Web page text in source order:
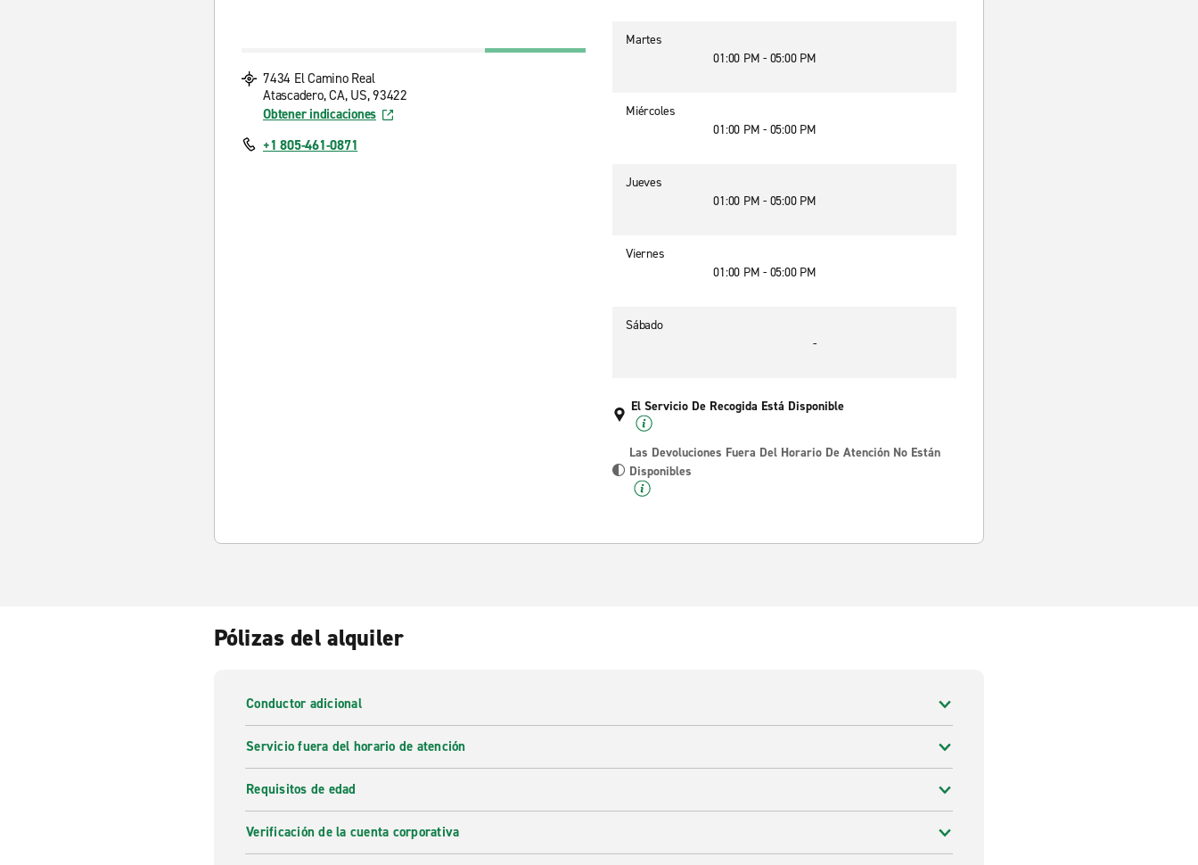
7434 El Camino Real
Atascadero, CA, US, 93422
Obtener indicaciones
+1 805-461-0871
Martes
01:00 PM - 05:00 PM
Miércoles
01:00 PM - 05:00 PM
Jueves
01:00 PM - 05:00 PM
Viernes
01:00 PM - 05:00 PM
Sábado
-
El Servicio De Recogida Está Disponible
Las Devoluciones Fuera Del Horario De Atención No Están
Disponibles
Pólizas del alquiler
Conductor adicional
Servicio fuera del horario de atención
Requisitos de edad
Verificación de la cuenta corporativa